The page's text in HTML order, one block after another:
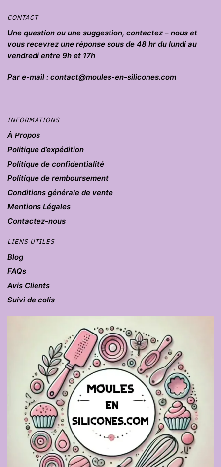
CONTACT
Une question ou une suggestion, contactez – nous et
vous recevrez une réponse sous de 48 hr du lundi au
vendredi entre 9h et 17h
Par e-mail : contact@moules-en-silicones.com
INFORMATIONS
À Propos
Politique d’expédition
Politique de confidentialité
Politique de remboursement
Conditions générale de vente
Mentions Légales
Contactez-nous
LIENS UTILES
Blog
FAQs
Avis Clients
Suivi de colis